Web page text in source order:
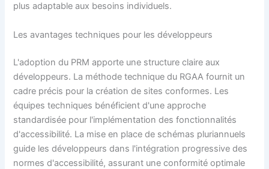
plus adaptable aux besoins individuels.
Les avantages techniques pour les développeurs
L'adoption du PRM apporte une structure claire aux
développeurs. La méthode technique du RGAA fournit un
cadre précis pour la création de sites conformes. Les
équipes techniques bénéficient d'une approche
standardisée pour l'implémentation des fonctionnalités
d'accessibilité. La mise en place de schémas pluriannuels
guide les développeurs dans l'intégration progressive des
normes d'accessibilité, assurant une conformité optimale